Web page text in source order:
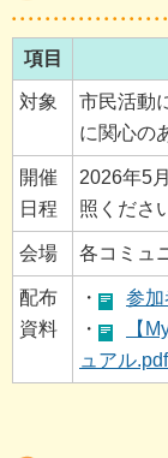
項目
対象
市民活動
に関心の
開催
日程
2026年5
照くださ
会場 各コミュ
配布
資料
・
参
・
【
ュアル